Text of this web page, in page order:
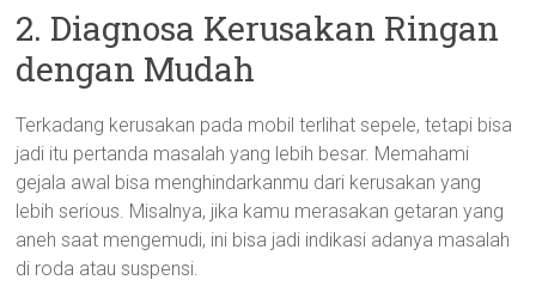
2. Diagnosa Kerusakan Ringan
dengan Mudah
Terkadang kerusakan pada mobil terlihat sepele, tetapi bisa
jadi itu pertanda masalah yang lebih besar. Memahami
gejala awal bisa menghindarkanmu dari kerusakan yang
lebih serious. Misalnya, jika kamu merasakan getaran yang
aneh saat mengemudi, ini bisa jadi indikasi adanya masalah
di roda atau suspensi.